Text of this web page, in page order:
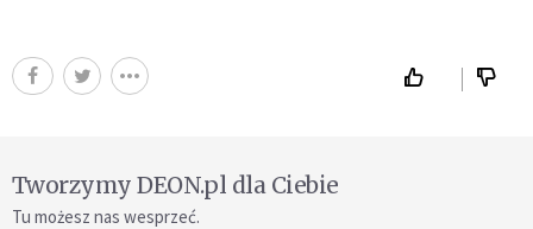
Tworzymy DEON.pl dla Ciebie
Tu możesz nas wesprzeć.